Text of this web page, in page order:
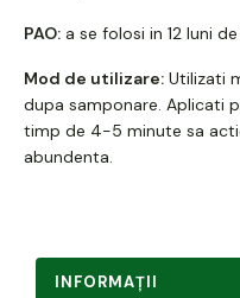
PAO: a se folosi in 12 luni
Mod de utilizare: Utilizati
dupa samponare. Aplicati
timp de 4-5 minute sa
abundenta.
INFORMAŢII